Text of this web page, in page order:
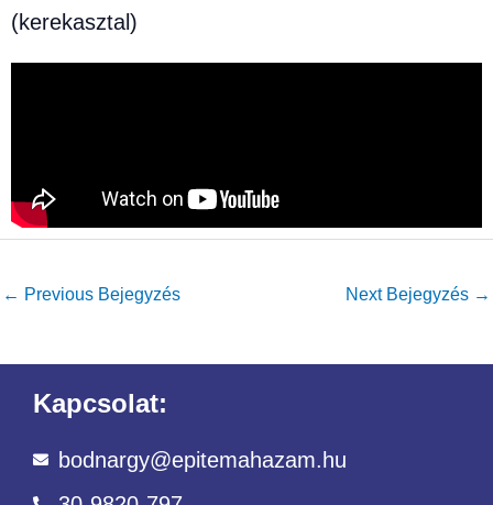
(kerekasztal)
← Previous Bejegyzés Next Bejegyzés →
Kapcsolat:
bodnargy@epitemahazam.hu